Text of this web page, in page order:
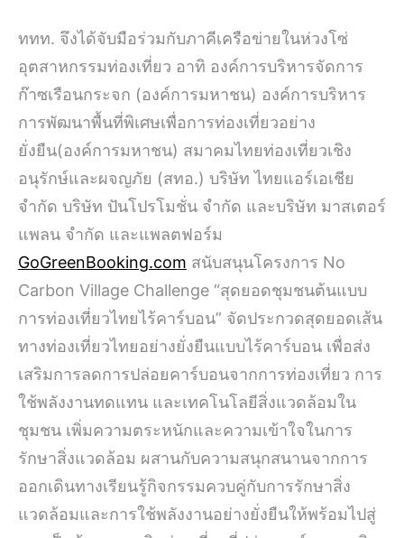
ททท. จึงได้จับมือร่วมกับภาคีเครือข่ายในห่วงโซ่
อุตสาหกรรมท่องเที่ยว อาทิ องค์การบริหารจัดการ
ก๊าซเรือนกระจก (องค์การมหาชน) องค์การบริหาร
การพัฒนาพื้นที่พิเศษเพื่อการท่องเที่ยวอย่าง
ยั่งยืน(องค์การมหาชน) สมาคมไทยท่องเที่ยวเชิง
อนุรักษ์และผจญภัย (สทอ.) บริษัท ไทยแอร์เอเชีย
จำกัด บริษัท ปันโปรโมชั่น จำกัด และบริษัท มาสเตอร์
แพลน จำกัด และแพลตฟอร์ม
GoGreenBooking.com สนับสนุนโครงการ No
Carbon Village Challenge “สุดยอดชุมชนต้นแบบ
การท่องเที่ยวไทยไร้คาร์บอน” จัดประกวดสุดยอดเส้น
ทางท่องเที่ยวไทยอย่างยั่งยืนแบบไร้คาร์บอน เพื่อส่ง
เสริมการลดการปล่อยคาร์บอนจากการท่องเที่ยว การ
ใช้พลังงานทดแทน และเทคโนโลยีสิ่งแวดล้อมใน
ชุมชน เพิ่มความตระหนักและความเข้าใจในการ
รักษาสิ่งแวดล้อม ผสานกับความสนุกสนานจากการ
ออกเดินทางเรียนรู้กิจกรรมควบคู่กับการรักษาสิ่ง
แวดล้อมและการใช้พลังงานอย่างยั่งยืนให้พร้อมไปสู่